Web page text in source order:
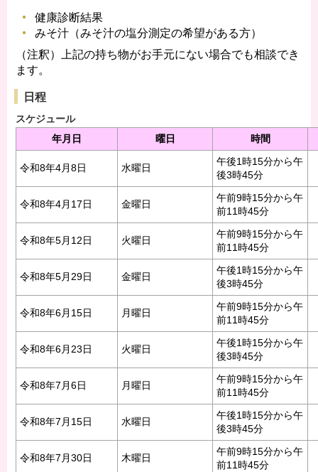
健康診断結果
みそ汁（みそ汁の塩分測定の希望がある方）
（注釈）上記の持ち物がお手元にない場合でも相談でき
ます。
日程
スケジュール
年月日
曜日 時間
令和8年4月8日 水曜日
午後1時15分から午
後3時45分
令和8年4月17日 金曜日
午前9時15分から午
前11時45分
令和8年5月12日 火曜日
午前9時15分から午
前11時45分
令和8年5月29日 金曜日
午後1時15分から午
後3時45分
令和8年6月15日 月曜日
午前9時15分から午
前11時45分
令和8年6月23日 火曜日
午後1時15分から午
後3時45分
令和8年7月6日 月曜日
午前9時15分から午
前11時45分
令和8年7月15日 水曜日
午後1時15分から午
後3時45分
令和8年7月30日 木曜日
午前9時15分から午
前11時45分